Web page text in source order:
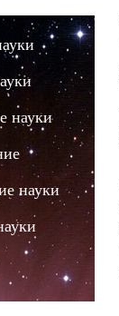
науки
науки